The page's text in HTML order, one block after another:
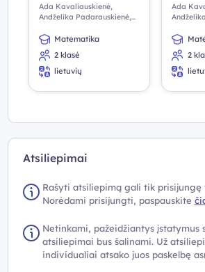
Ada Kavaliauskienė,
Andželika Padarauskienė,
Matematika
2 klasė
lietuvių
Ada
2
Atsiliepimai
Rašyti atsiliepimą gali tik prisijungę
Norėdami prisijungti, paspauskite
Netinkami, pažeidžiantys įstatymus
atsiliepimai bus šalinami. Už
individualiai atsako juos paskelbę